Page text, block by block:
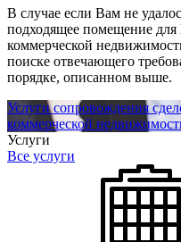
В случае если Вам не
подходящее помещение
коммерческой
поиске отвечающего
порядке, описанном выше.
Услуги сопровождения
коммерческой
Услуги
Все услуги